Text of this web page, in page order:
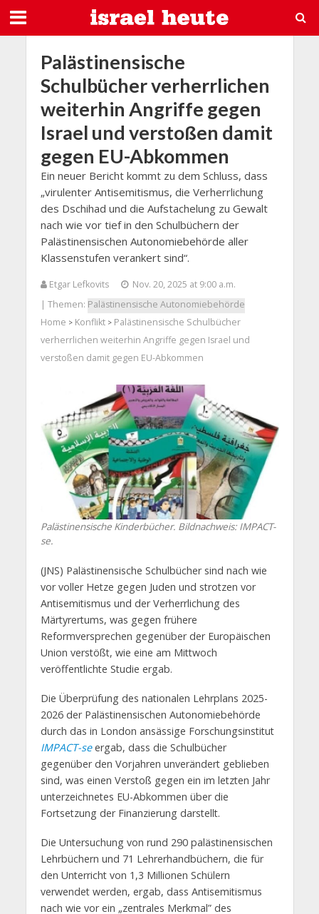
Palästinensische
Schulbücher verherrlichen
weiterhin Angriffe gegen
Israel und verstoßen damit
gegen EU-Abkommen
Ein neuer Bericht kommt zu dem Schluss, dass
„virulenter Antisemitismus, die Verherrlichung
des Dschihad und die Aufstachelung zu Gewalt
nach wie vor tief in den Schulbüchern der
Palästinensischen Autonomiebehörde aller
Klassenstufen verankert sind“.
Etgar Lefkovits
Nov. 20, 2025 at 9:00 a.m.
| Themen: Palästinensische Autonomiebehörde
Home > Konflikt> Palästinensische Schulbücher
verherrlichen weiterhin Angriffe gegen Israel und
verstoßen damit gegen EU-Abkommen
Palästinensische Kinderbücher. Bildnachweis: IMPACT-
se.
(JNS) Palästinensische Schulbücher sind nach wie
vor voller Hetze gegen Juden und strotzen vor
Antisemitismus und der Verherrlichung des
Märtyrertums, was gegen frühere
Reformversprechen gegenüber der Europäischen
Union verstößt, wie eine am Mittwoch
veröffentlichte Studie ergab.
Die Überprüfung des nationalen Lehrplans 2025-
2026 der Palästinensischen Autonomiebehörde
durch das in London ansässige Forschungsinstitut
IMPACT-seergab, dass die Schulbücher
gegenüber den Vorjahren unverändert geblieben
sind, was einen Verstoß gegen ein im letzten Jahr
unterzeichnetes EU-Abkommen über die
Fortsetzung der Finanzierung darstellt.
Die Untersuchung von rund 290 palästinensischen
Lehrbüchern und 71 Lehrerhandbüchern, die für
den Unterricht von 1,3 Millionen Schülern
verwendet werden, ergab, dass Antisemitismus
nach wie vor ein „zentrales Merkmal” des